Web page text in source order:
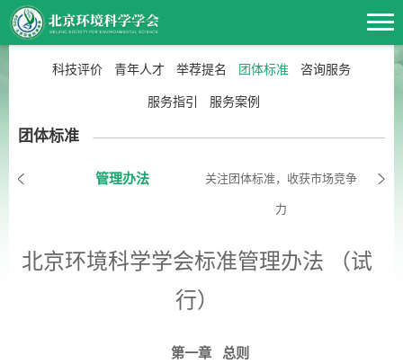
科技评价 青年人才 举荐提名 团体标准 咨询服务
服务指引 服务案例
团体标准
管理办法 关注团体标准，收获市场竞争
力
北京环境科学学会标准管理办法 （试
行）
第一章 总则
在标准制定主体上，国家鼓励具备相应能力的学会、协会、商会、联
北京环境科学学会团体标准申报程序